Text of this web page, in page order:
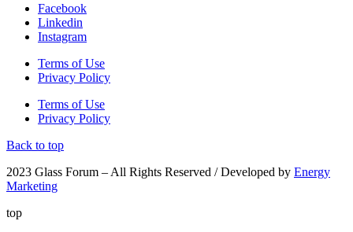
Facebook
Linkedin
Instagram
Terms of Use
Privacy Policy
Terms of Use
Privacy Policy
Back to top
2023 Glass Forum – All Rights Reserved / Developed by Energy
Marketing
top